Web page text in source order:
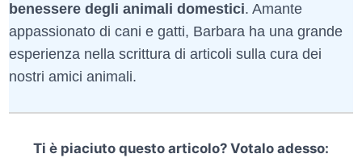
benessere degli animali domestici. Amante
appassionato di cani e gatti, Barbara ha una grande
esperienza nella scrittura di articoli sulla cura dei
nostri amici animali.
Ti è piaciuto questo articolo? Votalo adesso: